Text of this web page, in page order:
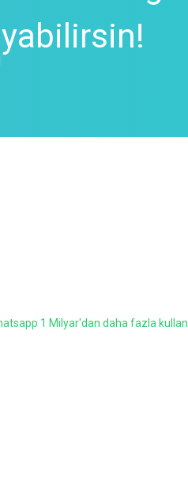
1 Milyar'dan daha fazla